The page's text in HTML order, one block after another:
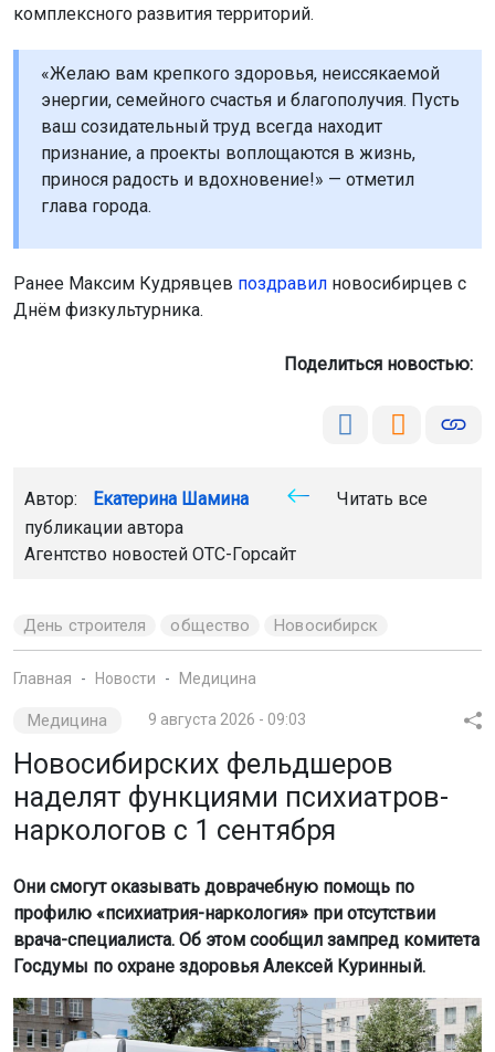
комплексного развития территорий.
«Желаю вам крепкого здоровья, неиссякаемой
энергии, семейного счастья и благополучия. Пусть
ваш созидательный труд всегда находит
признание, а проекты воплощаются в жизнь,
принося радость и вдохновение!» — отметил
глава города.
Ранее Максим Кудрявцев поздравил новосибирцев с
Днём физкультурника.
Поделиться новостью:
Автор: Екатерина Шамина
Читать все
публикации автора
Агентство новостей ОТС-Горсайт
День строителя общество Новосибирск
Главная Новости Медицина
Медицина 9 августа 2026 - 09:03
Новосибирских фельдшеров
наделят функциями психиатров-
наркологов с 1 сентября
Они смогут оказывать доврачебную помощь по
профилю «психиатрия-наркология» при отсутствии
врача-специалиста. Об этом сообщил зампред комитета
Госдумы по охране здоровья Алексей Куринный.